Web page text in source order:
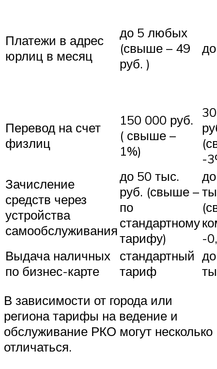
Платежи в адрес
юрлиц в месяц
до 5 любых
(свыше – 49
руб. )
Перевод на счет
физлиц
150 000 руб.
( свыше –
1%)
-
Зачисление
средств через
устройства
самообслуживания
до 50 тыс.
руб. (свыше –
по
стандартному
тарифу)
-
Выдача наличных
по бизнес-карте
стандартный
тариф
В зависимости от города или
региона тарифы на ведение и
обслуживание РКО могут несколько
отличаться.